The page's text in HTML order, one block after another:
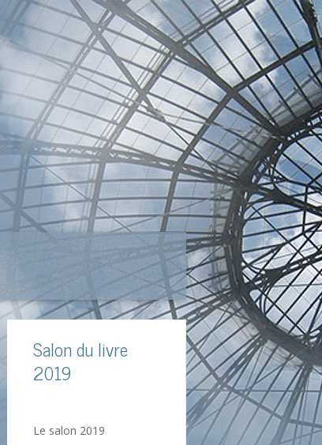
Salon du livre
2019
Le salon 2019